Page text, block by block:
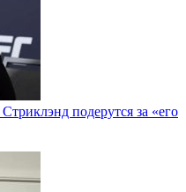
подерутся за «его